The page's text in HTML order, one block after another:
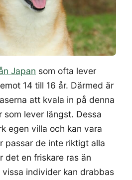
Japan som ofta lever
14 till 16 år. Därmed är
att kvala in på denna
som lever längst. Dessa
egen villa och kan vara
passar de inte riktigt alla
det en friskare ras än
individer kan drabbas